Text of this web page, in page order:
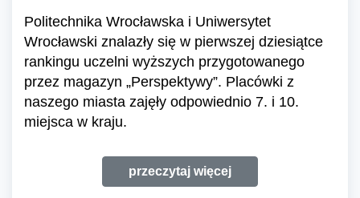
Politechnika Wrocławska i Uniwersytet
Wrocławski znalazły się w pierwszej dziesiątce
rankingu uczelni wyższych przygotowanego
przez magazyn „Perspektywy”. Placówki z
naszego miasta zajęły odpowiednio 7. i 10.
miejsca w kraju.
przeczytaj więcej